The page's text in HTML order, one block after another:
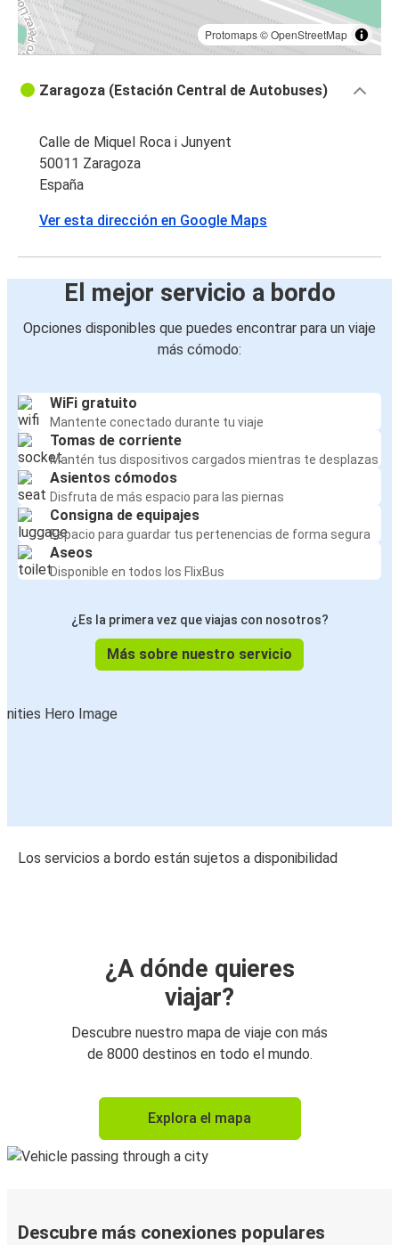
Protomaps©OpenStreetMap
Zaragoza (Estación Central de Autobuses)
Calle de Miquel Roca i Junyent
50011 Zaragoza
España
Ver esta dirección en Google Maps
El mejor servicio a bordo
Opciones disponibles que puedes encontrar para un viaje
más cómodo:
WiFi gratuito
Mantente conectado durante tu viaje
Tomas de corriente
Mantén tus dispositivos cargados mientras te desplazas
Asientos cómodos
Disfruta de más espacio para las piernas
Consigna de equipajes
Espacio para guardar tus pertenencias de forma segura
Aseos
Disponible en todos los FlixBus
¿Es la primera vez que viajas con nosotros?
Más sobre nuestro servicio
Los servicios a bordo están sujetos a disponibilidad
¿A dónde quieres
viajar?
Descubre nuestro mapa de viaje con más
de 8000 destinos en todo el mundo.
Explora el mapa
Descubre más conexiones populares